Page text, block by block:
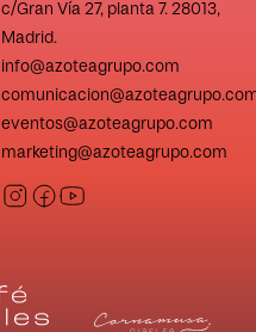
c/Gran Vía 27, planta 7. 28013,
Madrid.
info@azoteagrupo.com
eventos@azoteagrupo.com
marketing@azoteagrupo.com